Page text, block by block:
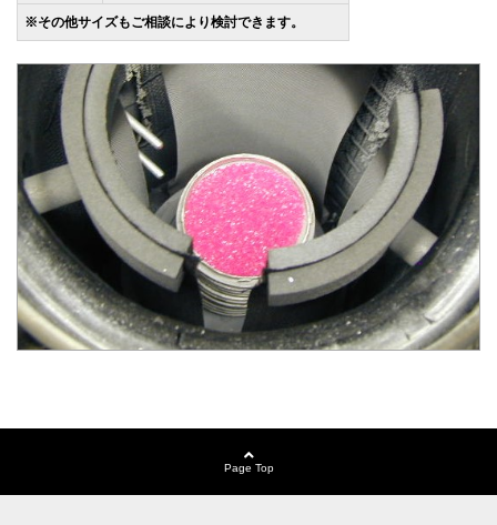
※その他サイズもご相談により検討できます。
Page Top